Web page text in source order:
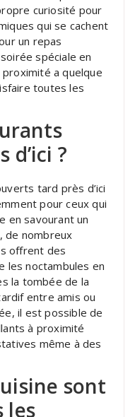
curiosité pour
qui se cachent
un repas
spéciale en
a quelque
toutes les
d’ici ?
tard près d’ici
pour ceux qui
en savourant un
de nombreux
offrent des
les noctambules en
la tombée de la
entre amis ou
il est possible de
à proximité
même à des
sont
les